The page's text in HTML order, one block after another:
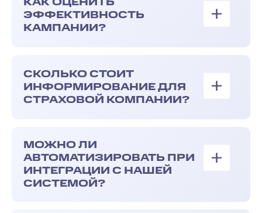
ЭФФЕКТИВНОСТЬ
КАМПАНИИ?
СКОЛЬКО СТОИТ
ИНФОРМИРОВАНИЕ ДЛЯ
СТРАХОВОЙ КОМПАНИИ?
МОЖНО ЛИ
АВТОМАТИЗИРОВАТЬ ПРИ
ИНТЕГРАЦИИ С НАШЕЙ
СИСТЕМОЙ?